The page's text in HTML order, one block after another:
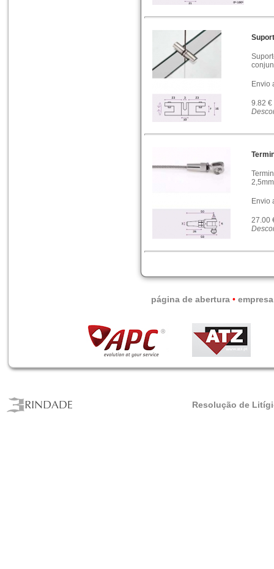
Envio
9.82 €
Envio
27.00
página de abertura • empresa
Resolução de